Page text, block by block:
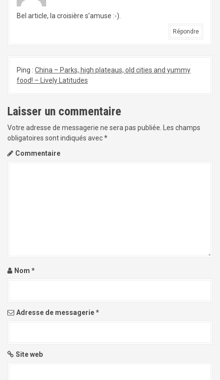
a
r
t
Bel article, la croisière s’amuse :-).
Répondre
Ping : China – Parks, high plateaus, old cities and yummy
food! – Lively Latitudes
Laisser un commentaire
Votre adresse de messagerie ne sera pas publiée. Les champs
obligatoires sont indiqués avec*
Commentaire
Nom *
Adresse de messagerie*
Site web